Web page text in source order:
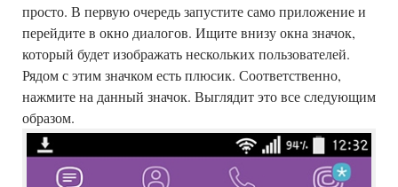
просто. В первую очередь запустите само приложение и
перейдите в окно диалогов. Ищите внизу окна значок,
который будет изображать нескольких пользователей.
Рядом с этим значком есть плюсик. Соответственно,
нажмите на данный значок. Выглядит это все следующим
образом.